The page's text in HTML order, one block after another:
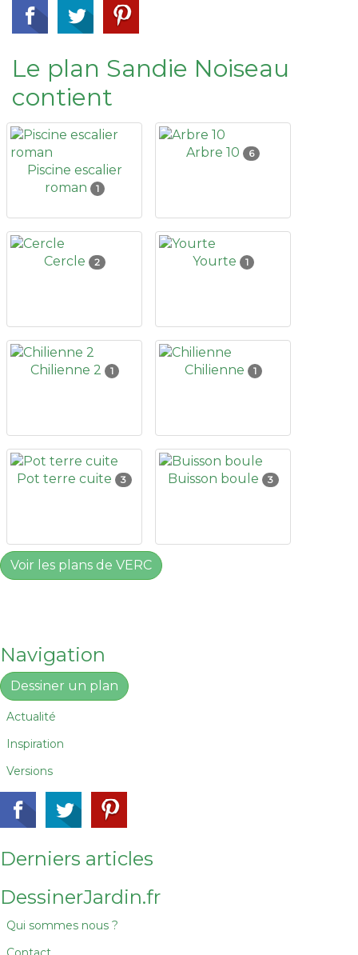
Le plan Sandie Noiseau
contient
Piscine escalier
roman
1
Arbre 10 6
Cercle 2 Yourte 1
Chilienne 2 1 Chilienne 1
Pot terre cuite 3 Buisson boule 3
Voir les plans de VERC
Navigation
Dessiner un plan
Actualité
Inspiration
Versions
Derniers articles
DessinerJardin.fr
Qui sommes nous ?